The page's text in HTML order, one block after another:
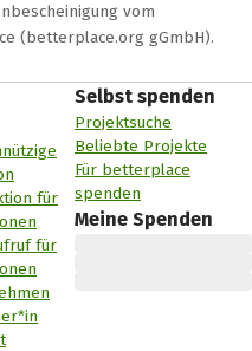
vom
(betterplace.org gGmbH).
für
für
Selbst spenden
Projektsuche
Beliebte Projekte
Für betterplace
spenden
Meine Spenden